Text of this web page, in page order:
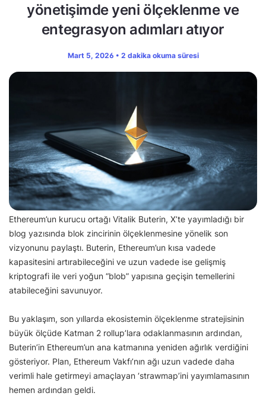
yönetişimde yeni ölçeklenme ve
entegrasyon adımları atıyor
Mart 5, 2026 • 2 dakika okuma süresi
Ethereum’un kurucu ortağı Vitalik Buterin, X’te yayımladığı bir
blog yazısında blok zincirinin ölçeklenmesine yönelik son
vizyonunu paylaştı. Buterin, Ethereum’un kısa vadede
kapasitesini artırabileceğini ve uzun vadede ise gelişmiş
kriptografi ile veri yoğun “blob” yapısına geçişin temellerini
atabileceğini savunuyor.
Bu yaklaşım, son yıllarda ekosistemin ölçeklenme stratejisinin
büyük ölçüde Katman 2 rollup’lara odaklanmasının ardından,
Buterin’in Ethereum’un ana katmanına yeniden ağırlık verdiğini
gösteriyor. Plan, Ethereum Vakfı’nın ağı uzun vadede daha
verimli hale getirmeyi amaçlayan ‘strawmap’ini yayımlamasının
hemen ardından geldi.